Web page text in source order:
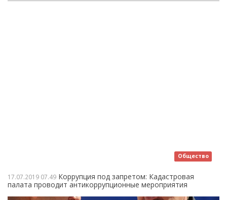
Общество
17.07.2019 07.49 Коррупция под запретом: Кадастровая
палата проводит антикоррупционные мероприятия